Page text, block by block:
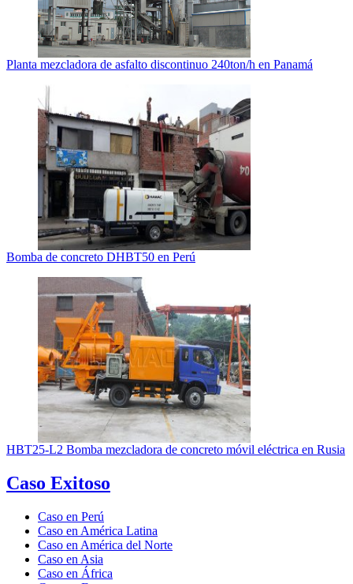
Planta mezcladora de asfalto discontinuo 240ton/h en Panamá
Bomba de concreto DHBT50 en Perú
HBT25-L2 Bomba mezcladora de concreto móvil eléctrica en Rusia
Caso Exitoso
Caso en Perú
Caso en América Latina
Caso en América del Norte
Caso en Asia
Caso en África